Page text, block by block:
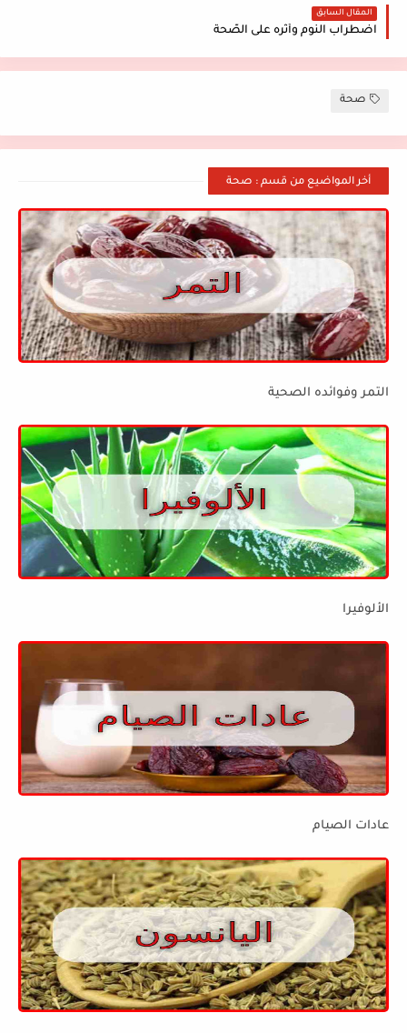
المقال السابق
اضطراب النّوم وأثره على الصّحة
صحة
أخر المواضيع من قسم : صحة
التمر وفوائده الصحية
الألوفيرا
عادات الصيام